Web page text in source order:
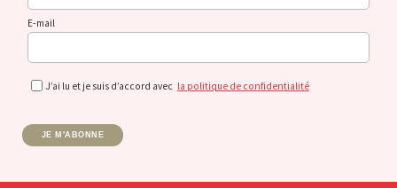
E-mail
J’ai lu et je suis d’accord avec la politique de confidentialité
JE M'ABONNE